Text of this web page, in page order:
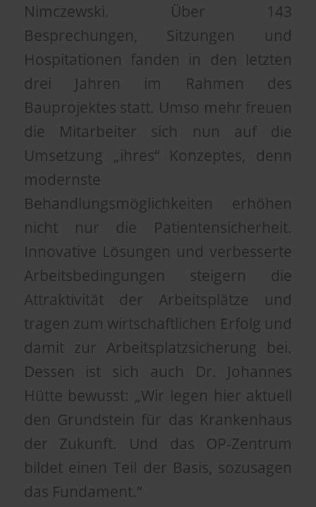
Nimczewski. Über 143
Besprechungen, Sitzungen und
Hospitationen fanden in den letzten
drei Jahren im Rahmen des
Bauprojektes statt. Umso mehr freuen
die Mitarbeiter sich nun auf die
Umsetzung „ihres“ Konzeptes, denn
modernste
Behandlungsmöglichkeiten erhöhen
nicht nur die Patientensicherheit.
Innovative Lösungen und verbesserte
Arbeitsbedingungen steigern die
Attraktivität der Arbeitsplätze und
tragen zum wirtschaftlichen Erfolg und
damit zur Arbeitsplatzsicherung bei.
Dessen ist sich auch Dr. Johannes
Hütte bewusst: „Wir legen hier aktuell
den Grundstein für das Krankenhaus
der Zukunft. Und das OP-Zentrum
bildet einen Teil der Basis, sozusagen
das Fundament.“